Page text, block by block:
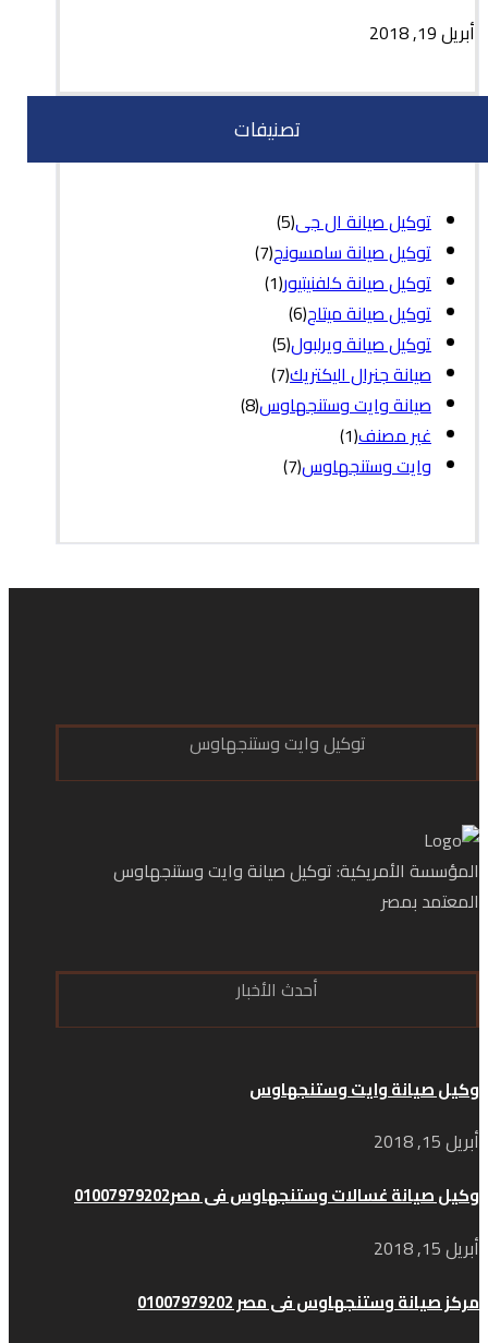
أبريل 19, 2018
تصنيفات
توكيل صيانة ال جى(5)
توكيل صيانة سامسونج(7)
توكيل صيانة كلفنيتيور(1)
توكيل صيانة ميتاج(6)
توكيل صيانة ويرلبول(5)
صيانة جنرال اليكتريك(7)
صيانة وايت وستنجهاوس(8)
غير مصنف(1)
وايت وستنجهاوس(7)
توكيل وايت وستنجهاوس
المؤسسة الأمريكية: توكيل صيانة وايت وستنجهاوس
المعتمد بمصر
أحدث الأخبار
وكيل صيانة وايت وستنجهاوس
أبريل 15, 2018
وكيل صيانة غسالات وستنجهاوس فى مصر01007979202
أبريل 15, 2018
مركز صيانة وستنجهاوس فى مصر 01007979202